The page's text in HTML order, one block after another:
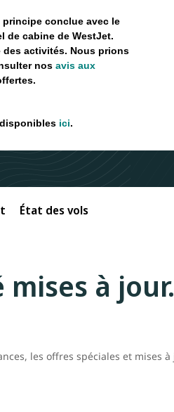
principe conclue avec le
de cabine de WestJet.
activités. Nous prions
nos avis aux
ici.
État des vols
à jour.
les offres spéciales et mises à